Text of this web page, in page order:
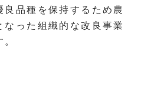
品種を保持するため農
った組織的な改良事業